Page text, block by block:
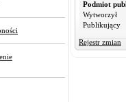
Podmiot
Wytworzył
Publikujący
Rejestr zmian